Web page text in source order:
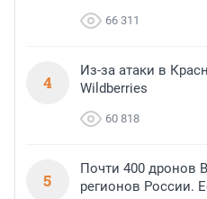
66 311
4
Из-за атаки в
Wildberries
60 818
5
Почти 400 дронов
регионов России.